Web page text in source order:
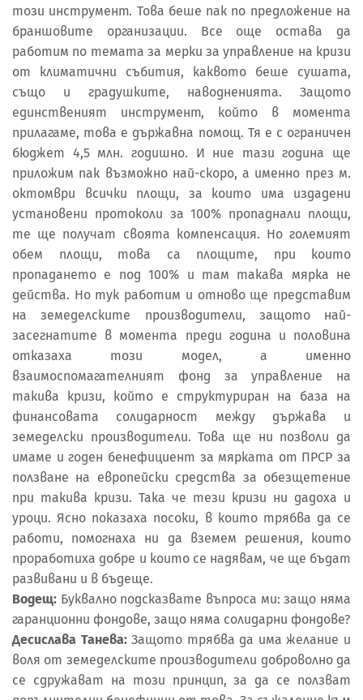
този инструмент. Това беше пак по предложение на
браншовите организации. Все още остава да
работим по темата за мерки за управление на кризи
от климатични събития, каквото беше сушата,
също и градушките, наводненията. Защото
единственият инструмент, който в момента
прилагаме, това е държавна помощ. Тя е с ограничен
бюджет 4,5 млн. годишно. И ние тази година ще
приложим пак възможно най-скоро, а именно през м.
октомври всички площи, за които има издадени
установени протоколи за 100% пропаднали площи,
те ще получат своята компенсация. Но големият
обем площи, това са площите, при които
пропадането е под 100% и там такава мярка не
действа. Но тук работим и отново ще представим
на земеделските производители, защото най-
засегнатите в момента преди година и половина
отказаха този модел, а именно
взаимоспомагателният фонд за управление на
такива кризи, който е структуриран на база на
финансовата солидарност между държава и
земеделски производители. Това ще ни позволи да
имаме и годен бенефициент за мярката от ПРСР за
ползване на европейски средства за обезщетение
при такива кризи. Така че тези кризи ни дадоха и
уроци. Ясно показаха посоки, в които трябва да се
работи, помогнаха ни да вземем решения, които
проработиха добре и които се надявам, че ще бъдат
развивани и в бъдеще.
Водещ: Буквално подсказвате въпроса ми: защо няма
гаранционни фондове, защо няма солидарни фондове?
Десислава Танева:Защото трябва да има желание и
воля от земеделските производители доброволно да
се сдружават на този принцип, за да се ползват